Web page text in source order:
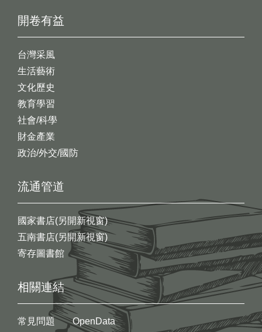
開卷有益
台灣采風
生活藝術
文化歷史
教育學習
社會/科學
財金產業
政治/外交/國防
流通管道
國家書店(另開新視窗)
五南書店(另開新視窗)
寄存圖書館
相關連結
常見問題
OpenData